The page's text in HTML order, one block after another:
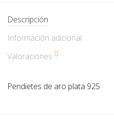
Descripción
Información adicional
Valoraciones 0
Pendietes de aro plata 925